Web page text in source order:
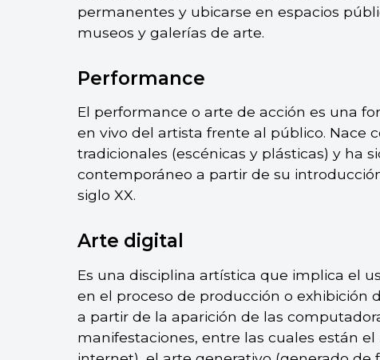
permanentes y ubicarse en espacios
museos y galerías de arte.
Performance
El performance o arte de acción es una
en vivo del artista frente al público. Nace
tradicionales (escénicas y plásticas) y ha
contemporáneo a partir de su
siglo XX.
Arte digital
Es una disciplina artística que implica el
en el proceso de producción o exhibición
a partir de la aparición de las
manifestaciones, entre las cuales están